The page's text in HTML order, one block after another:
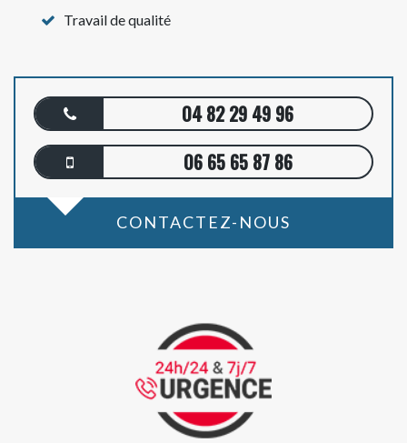
Travail de qualité
04 82 29 49 96
06 65 65 87 86
CONTACTEZ-NOUS